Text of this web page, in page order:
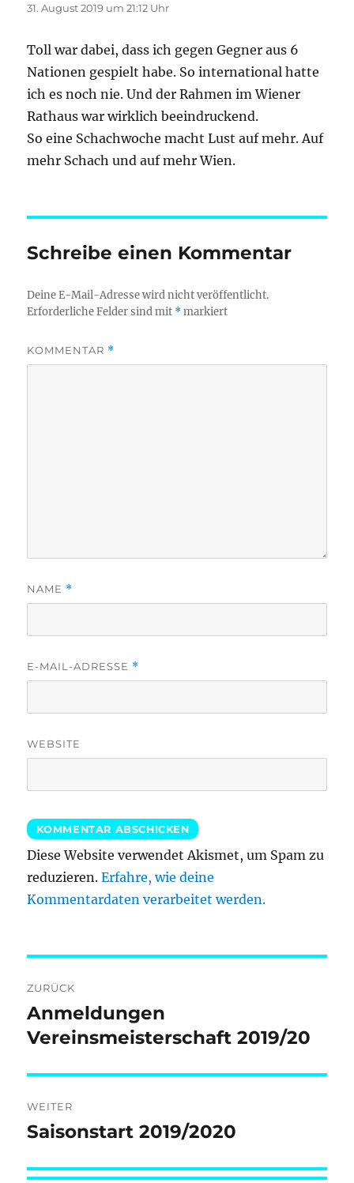
31. August 2019 um 21:12 Uhr
Toll war dabei, dass ich gegen Gegner aus 6
Nationen gespielt habe. So international hatte
ich es noch nie. Und der Rahmen im Wiener
Rathaus war wirklich beeindruckend.
So eine Schachwoche macht Lust auf mehr. Auf
mehr Schach und auf mehr Wien.
Schreibe einen Kommentar
Deine E-Mail-Adresse wird nicht veröffentlicht.
Erforderliche Felder sind mit *markiert
KOMMENTAR *
NAME *
E-MAIL-ADRESSE *
WEBSITE
Diese Website verwendet Akismet, um Spam zu
reduzieren.Erfahre, wie deine
Kommentardaten verarbeitet werden.
ZURÜCK
Vorheriger
Beitrag:
Anmeldungen
Vereinsmeisterschaft 2019/20
WEITER
Nächster
Saisonstart 2019/2020